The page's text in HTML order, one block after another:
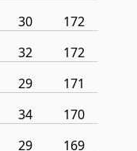
30
172
32
172
29
171
34
170
29
169